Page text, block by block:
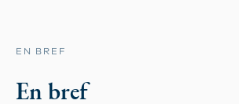
EN BREF
En bref